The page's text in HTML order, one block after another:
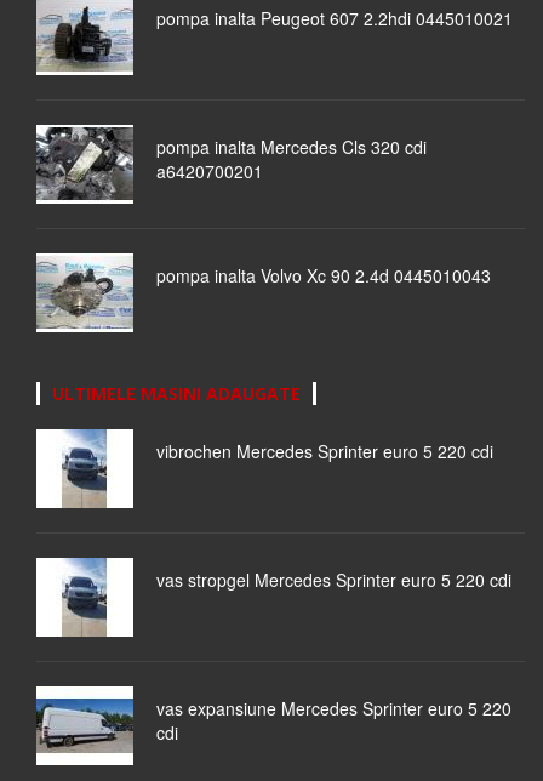
pompa inalta Peugeot 607 2.2hdi 0445010021
pompa inalta Mercedes Cls 320 cdi
a6420700201
pompa inalta Volvo Xc 90 2.4d 0445010043
ULTIMELE MASINI ADAUGATE
vibrochen Mercedes Sprinter euro 5 220 cdi
vas stropgel Mercedes Sprinter euro 5 220 cdi
vas expansiune Mercedes Sprinter euro 5 220
cdi